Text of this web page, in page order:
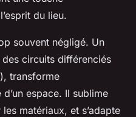
du lieu.
souvent négligé. Un
des circuits différenciés
transforme
espace. Il sublime
matériaux, et s’adapte